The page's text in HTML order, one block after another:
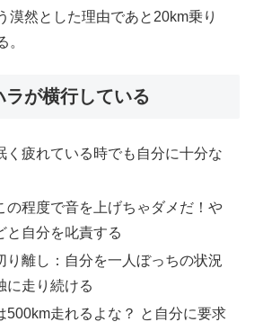
漠然とした理由であと20km乗り
。
ラが横行している
く疲れている時でも自分に十分な
の程度で音を上げちゃダメだ！や
と自分を叱責する
り離し：自分を一人ぼっちの状況
に走り続ける
500km走れるよな？ と自分に要求